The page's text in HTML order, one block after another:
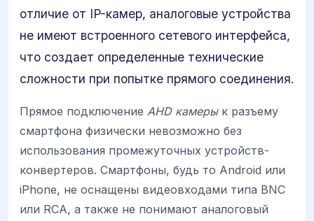
отличие от IP-камер, аналоговые устройства
не имеют встроенного сетевого интерфейса,
что создает определенные технические
сложности при попытке прямого соединения.
Прямое подключение AHD камерык разъему
смартфона физически невозможно без
использования промежуточных устройств-
конвертеров. Смартфоны, будь то Android или
iPhone, не оснащены видеовходами типа BNC
или RCA, а также не понимают аналоговый